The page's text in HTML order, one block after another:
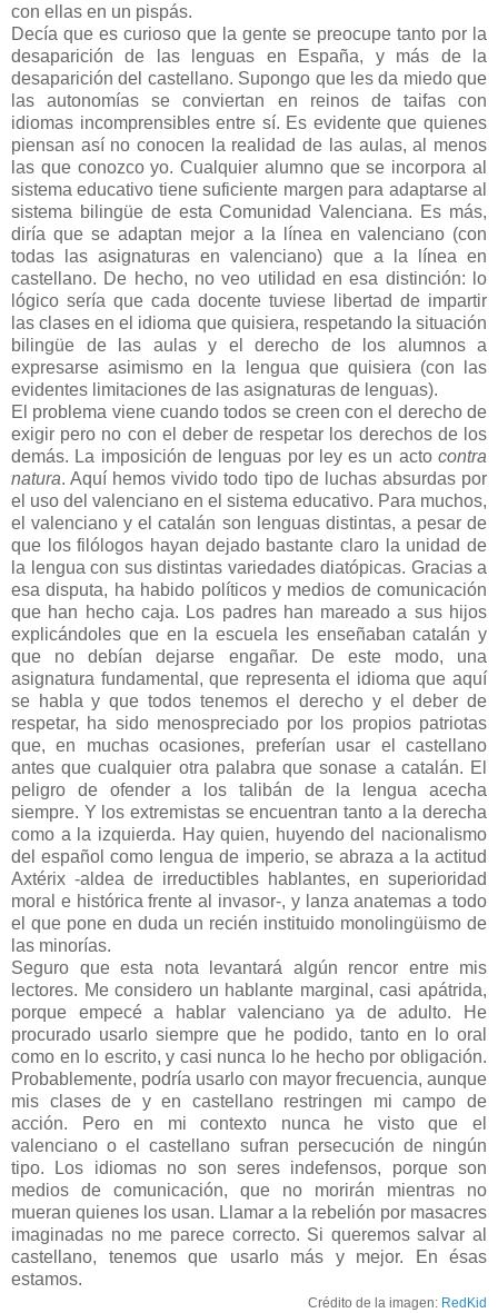
con ellas en un pispás.
Decía que es curioso que la gente se preocupe tanto por la
desaparición de las lenguas en España, y más de la
desaparición del castellano. Supongo que les da miedo que
las autonomías se conviertan en reinos de taifas con
idiomas incomprensibles entre sí. Es evidente que quienes
piensan así no conocen la realidad de las aulas, al menos
las que conozco yo. Cualquier alumno que se incorpora al
sistema educativo tiene suficiente margen para adaptarse al
sistema bilingüe de esta Comunidad Valenciana. Es más,
diría que se adaptan mejor a la línea en valenciano (con
todas las asignaturas en valenciano) que a la línea en
castellano. De hecho, no veo utilidad en esa distinción: lo
lógico sería que cada docente tuviese libertad de impartir
las clases en el idioma que quisiera, respetando la situación
bilingüe de las aulas y el derecho de los alumnos a
expresarse asimismo en la lengua que quisiera (con las
evidentes limitaciones de las asignaturas de lenguas).
El problema viene cuando todos se creen con el derecho de
exigir pero no con el deber de respetar los derechos de los
demás. La imposición de lenguas por ley es un acto contra
natura. Aquí hemos vivido todo tipo de luchas absurdas por
el uso del valenciano en el sistema educativo. Para muchos,
el valenciano y el catalán son lenguas distintas, a pesar de
que los filólogos hayan dejado bastante claro la unidad de
la lengua con sus distintas variedades diatópicas. Gracias a
esa disputa, ha habido políticos y medios de comunicación
que han hecho caja. Los padres han mareado a sus hijos
explicándoles que en la escuela les enseñaban catalán y
que no debían dejarse engañar. De este modo, una
asignatura fundamental, que representa el idioma que aquí
se habla y que todos tenemos el derecho y el deber de
respetar, ha sido menospreciado por los propios patriotas
que, en muchas ocasiones, preferían usar el castellano
antes que cualquier otra palabra que sonase a catalán. El
peligro de ofender a los talibán de la lengua acecha
siempre. Y los extremistas se encuentran tanto a la derecha
como a la izquierda. Hay quien, huyendo del nacionalismo
del español como lengua de imperio, se abraza a la actitud
Axtérix -aldea de irreductibles hablantes, en superioridad
moral e histórica frente al invasor-, y lanza anatemas a todo
el que pone en duda un recién instituido monolingüismo de
las minorías.
Seguro que esta nota levantará algún rencor entre mis
lectores. Me considero un hablante marginal, casi apátrida,
porque empecé a hablar valenciano ya de adulto. He
procurado usarlo siempre que he podido, tanto en lo oral
como en lo escrito, y casi nunca lo he hecho por obligación.
Probablemente, podría usarlo con mayor frecuencia, aunque
mis clases de y en castellano restringen mi campo de
acción. Pero en mi contexto nunca he visto que el
valenciano o el castellano sufran persecución de ningún
tipo. Los idiomas no son seres indefensos, porque son
medios de comunicación, que no morirán mientras no
mueran quienes los usan. Llamar a la rebelión por masacres
imaginadas no me parece correcto. Si queremos salvar al
castellano, tenemos que usarlo más y mejor. En ésas
estamos.
Crédito de la imagen: RedKid